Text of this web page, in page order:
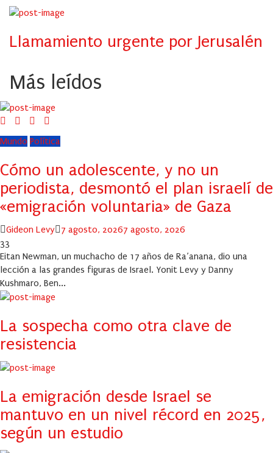
Llamamiento urgente por Jerusalén
Más leídos
Mundo Política
Cómo un adolescente, y no un
periodista, desmontó el plan israelí de
«emigración voluntaria» de Gaza
Author
Gideon Levy
Posted
7 agosto, 20267 agosto, 2026
33
Eitan Newman, un muchacho de 17 años de Ra’anana, dio una
lección a las grandes figuras de Israel. Yonit Levy y Danny
Kushmaro, Ben...
La sospecha como otra clave de
resistencia
La emigración desde Israel se
mantuvo en un nivel récord en 2025,
según un estudio